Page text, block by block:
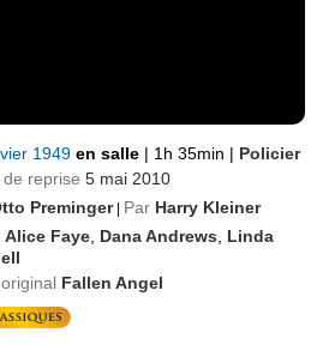
1949en salle | 1h 35min | Policier
de reprise 5 mai 2010
Preminger | Par Harry Kleiner
Alice Faye Dana Andrews
Linda
Fallen Angel